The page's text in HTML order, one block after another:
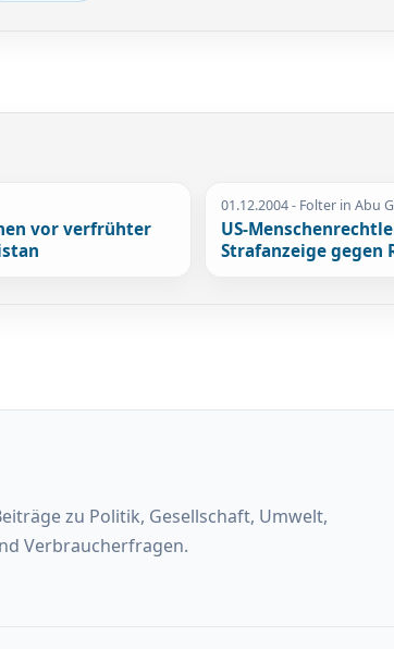
vor verfrühter
01.12.2004- Folter in Abu
US-
Strafanzeige gegen
zu Politik, Gesellschaft, Umwelt,
Verbraucherfragen.